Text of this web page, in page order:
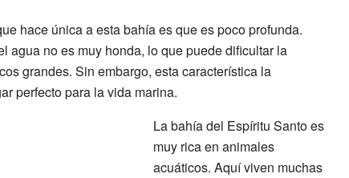
hace única a esta bahía es que es poco profunda.
agua no es muy honda, lo que puede dificultar la
grandes. Sin embargo, esta característica la
perfecto para la vida marina.
La bahía del Espíritu Santo es
muy rica en animales
acuáticos. Aquí viven muchas